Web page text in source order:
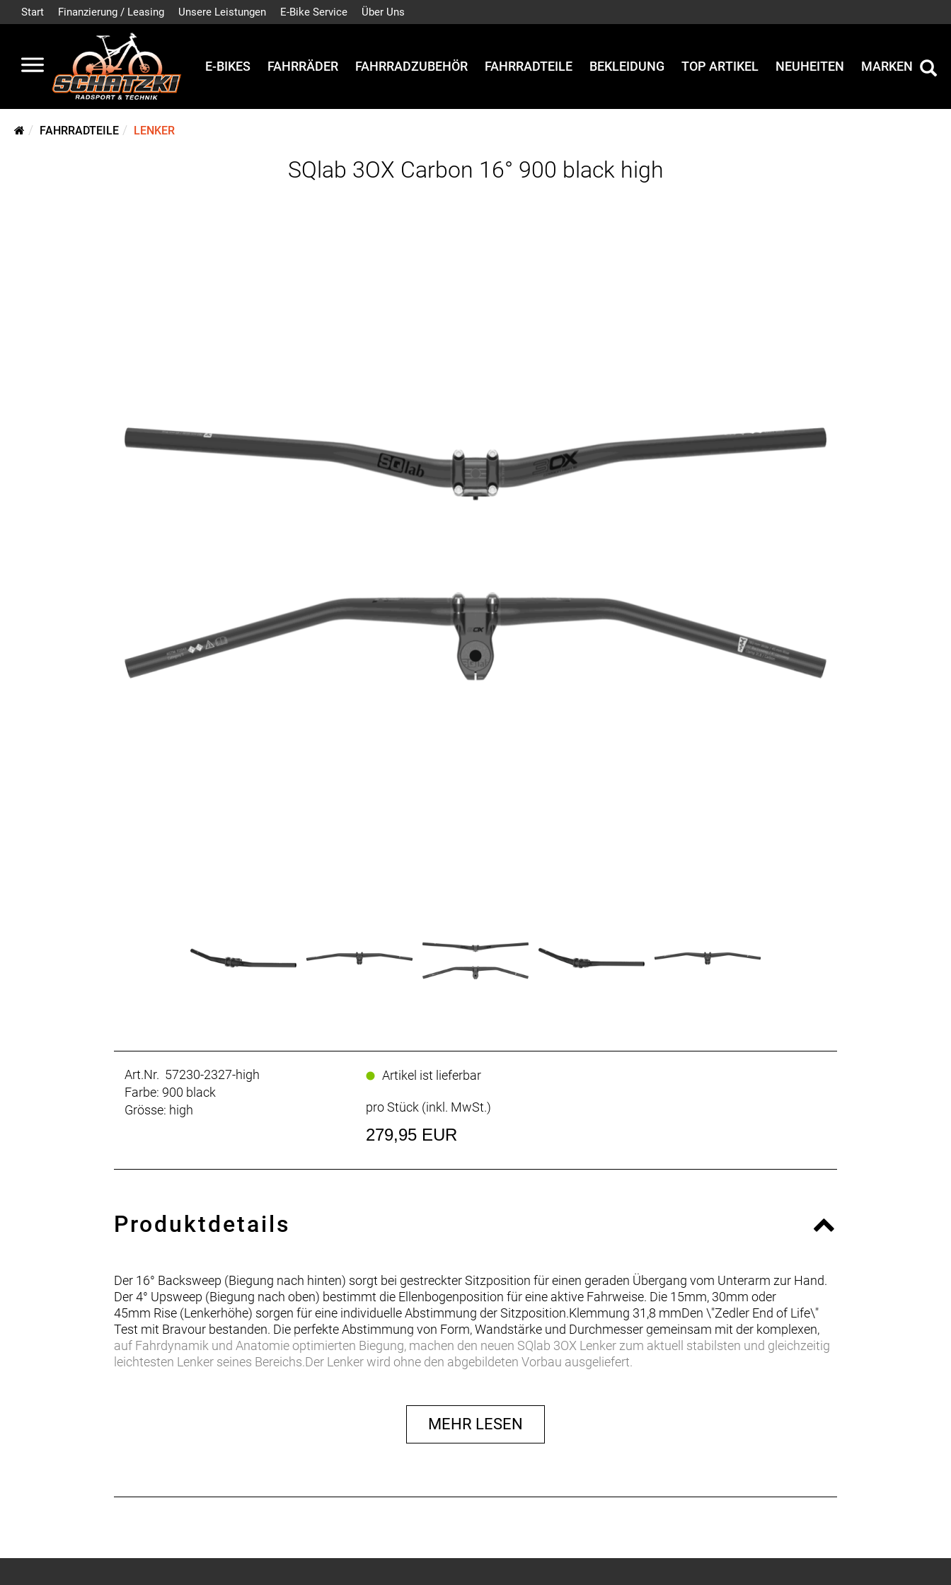
Start Finanzierung / Leasing Unsere Leistungen E-Bike Service Über Uns
E-BIKES FAHRRÄDER FAHRRADZUBEHÖR FAHRRADTEILE BEKLEIDUNG TOP ARTIKEL NEUHEITEN MARKEN
FAHRRADTEILE LENKER
SQlab 3OX Carbon 16° 900 black high
Art.Nr. 57230-2327-high
Farbe: 900 black
Grösse: high
Artikel ist lieferbar
pro Stück (inkl. MwSt.)
279,95 EUR
Produktdetails
Der 16° Backsweep (Biegung nach hinten) sorgt bei gestreckter Sitzposition für einen geraden Übergang vom Unterarm zur Hand.
Der 4° Upsweep (Biegung nach oben) bestimmt die Ellenbogenposition für eine aktive Fahrweise. Die 15mm, 30mm oder
45mm Rise (Lenkerhöhe) sorgen für eine individuelle Abstimmung der Sitzposition.Klemmung 31,8 mmDen \"Zedler End of Life\"
Test mit Bravour bestanden. Die perfekte Abstimmung von Form, Wandstärke und Durchmesser gemeinsam mit der komplexen,
auf Fahrdynamik und Anatomie optimierten Biegung, machen den neuen SQlab 3OX Lenker zum aktuell stabilsten und gleichzeitig
leichtesten Lenker seines Bereichs.Der Lenker wird ohne den abgebildeten Vorbau ausgeliefert.
MEHR LESEN